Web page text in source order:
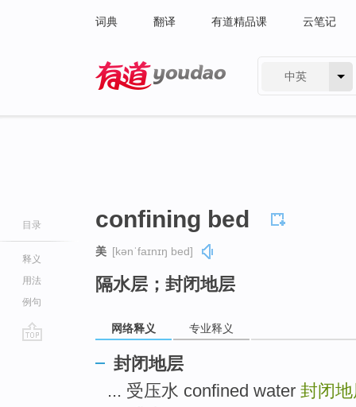
词典 翻译 有道精品课 云笔记
中英
目录
释义
用法
例句
confining bed
美 [kənˈfaɪnɪŋ bed]
隔水层；封闭地层
网络释义 专业释义
封闭地层
... 受压水 confined water 封闭